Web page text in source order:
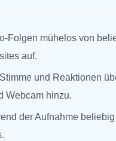
Folgen mühelos von
auf.
und Reaktionen
Webcam hinzu.
der Aufnahme